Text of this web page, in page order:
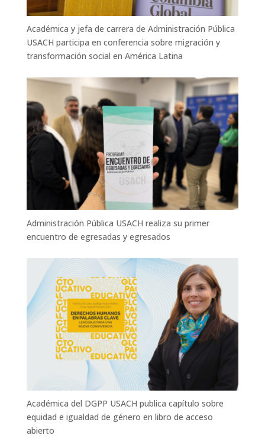
Académica y jefa de carrera de Administración Pública
USACH participa en conferencia sobre migración y
transformación social en América Latina
Administración Pública USACH realiza su primer
encuentro de egresadas y egresados
Académica del DGPP USACH publica capítulo sobre
equidad e igualdad de género en libro de acceso
abierto